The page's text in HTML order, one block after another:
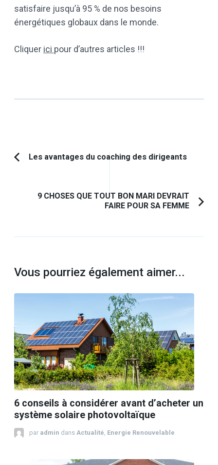
satisfaire jusqu’à 95 % de nos besoins
énergétiques globaux dans le monde.
Cliquer ici pour d’autres articles !!!
Navigation
Article
Les avantages du coaching des dirigeants
9 CHOSES QUE TOUT BON MARI DEVRAIT
FAIRE POUR SA FEMME
Vous pourriez également aimer...
6 conseils à considérer avant d’acheter un
système solaire photovoltaïque
par admin dans Actualité Energie Renouvelable